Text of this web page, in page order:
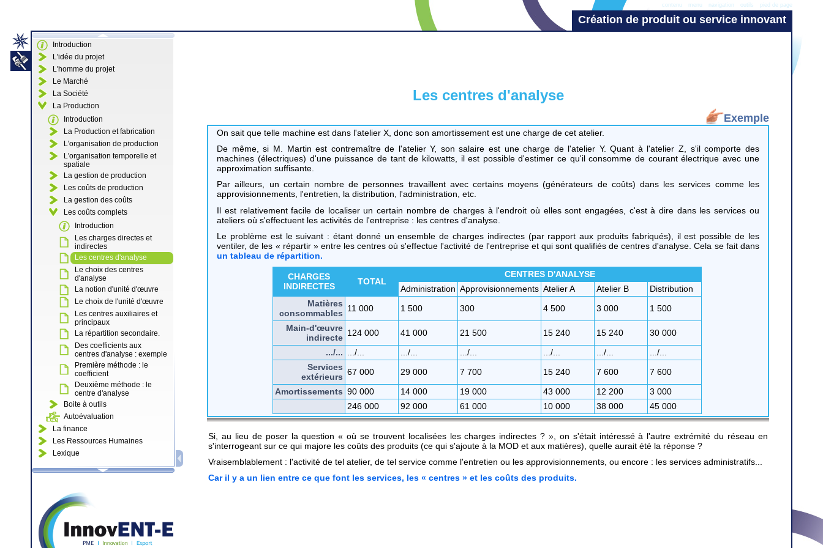
contenu menu navigation outils pied de page
Création de produit ou service innovant
Introduction
L'idée du projet
L'homme du projet
Le Marché
La Société
La Production
Introduction
La Production et fabrication
L'organisation de production
L'organisation temporelle et
spatiale
La gestion de production
Les coûts de production
La gestion des coûts
Les coûts complets
Introduction
Les charges directes et
indirectes
Les centres d'analyse
Le choix des centres
d'analyse
La notion d'unité d'œuvre
Le choix de l'unité d'œuvre
Les centres auxiliaires et
principaux
La répartition secondaire.
Des coefficients aux
centres d'analyse : exemple
Première méthode : le
coefficient
Deuxième méthode : le
centre d'analyse
Boite à outils
Autoévaluation
La finance
Les Ressources Humaines
Lexique
Les centres d'analyse
Exemple
On sait que telle machine est dans l'atelier X, donc son amortissement est une charge de cet atelier.
De même, si M. Martin est contremaître de l'atelier Y, son salaire est une charge de l'atelier Y. Quant à l'atelier Z, s'il comporte des
machines (électriques) d'une puissance de tant de kilowatts, il est possible d'estimer ce qu'il consomme de courant électrique avec une
approximation suffisante.
Par ailleurs, un certain nombre de personnes travaillent avec certains moyens (générateurs de coûts) dans les services comme les
approvisionnements, l'entretien, la distribution, l'administration, etc.
Il est relativement facile de localiser un certain nombre de charges à l'endroit où elles sont engagées, c'est à dire dans les services ou
ateliers où s'effectuent les activités de l'entreprise : les centres d'analyse.
Le problème est le suivant : étant donné un ensemble de charges indirectes (par rapport aux produits fabriqués), il est possible de les
ventiler, de les « répartir » entre les centres où s'effectue l'activité de l'entreprise et qui sont qualifiés de centres d'analyse. Cela se fait dans
un tableau de répartition.
CHARGES
INDIRECTES
TOTAL
CENTRES D'ANALYSE
Administration Approvisionnements Atelier A Atelier B
Distribution
Matières
consommables 11 000 1 500 300 4 500 3 000
1 500
Main-d'œuvre
indirecte 124 000 41 000 21 500 15 240 15 240
30 000
.../...
.../... .../... .../... .../... .../...
.../...
Services
extérieurs 67 000 29 000 7 700 15 240 7 600
7 600
Amortissements 90 000 14 000 19 000 43 000 12 200
3 000
246 000
92 000 61 000 10 000 38 000 45 000
Si, au lieu de poser la question « où se trouvent localisées les charges indirectes ? », on s'était intéressé à l'autre extrémité du réseau en
s'interrogeant sur ce qui majore les coûts des produits (ce qui s'ajoute à la MOD et aux matières), quelle aurait été la réponse ?
Vraisemblablement : l'activité de tel atelier, de tel service comme l'entretien ou les approvisionnements, ou encore : les services administratifs...
Car il y a un lien entre ce que font les services, les « centres » et les coûts des produits.